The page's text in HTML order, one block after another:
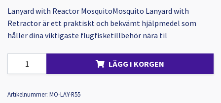
Lanyard with Reactor MosquitoMosquito Lanyard with
Retractor är ett praktiskt och bekvämt hjälpmedel som
håller dina viktigaste flugfisketillbehör nära til
LÄGG I KORGEN
Artikelnummer: MO-LAY-R55